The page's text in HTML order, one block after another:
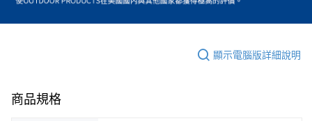
顯示電腦版詳細說明
商品規格